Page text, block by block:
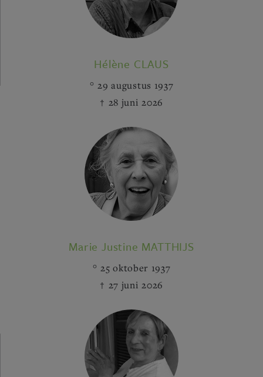
Hélène CLAUS
29 augustus 1937
28 juni 2026
Marie Justine MATTHIJS
25 oktober 1937
27 juni 2026